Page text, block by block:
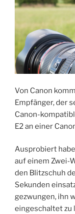
Von Canon
Empfänger, der
Canon-
E2 an einer
Ausprobiert
auf einem Zwei-
den Blitzschuh
Sekunden
gezwungen, ihn
eingeschaltet zu